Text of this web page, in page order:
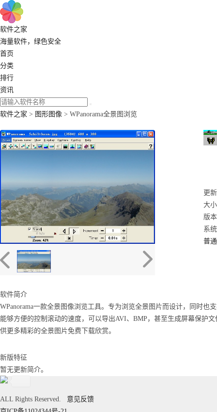
软件之家
海量软件，绿色安全
首页
分类
排行
资讯
软件之家 > 图形图像 > WPanorama全景图浏览
更
大
版
系
普
软件简介
WPanorama一款全景图像浏览工具。专为浏览全景图片而设计，同时也
能够方便的控制滚动的速度，可以导出AVI、BMP，甚至生成屏幕保护
供更多精彩的全景图片免费下载欣赏。
新版特征
暂无更新简介。
ALL Rights Reserved. 意见反馈